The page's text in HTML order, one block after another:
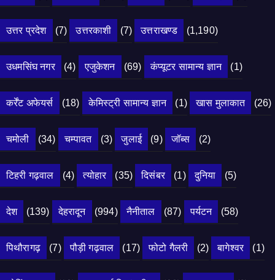
उत्तर प्रदेश (7) उत्तरकाशी (7) उत्तराखण्ड (1,190)
उधमसिंघ नगर (4) एजुकेशन (69) कंप्यूटर सामान्य ज्ञान (1)
कर्रेंट अफेयर्स (18) केमिस्ट्री सामान्य ज्ञान (1) खास मुलाकात (26)
चमोली (34) चम्पावत (3) जुलाई (9) जॉब्स (2)
टिहरी गढ़वाल (4) त्योहार (35) दिसंबर (1) दुनिया (5)
देश (139) देहरादून (994) नैनीताल (87) पर्यटन (58)
पिथौरागढ़ (7) पौड़ी गढ़वाल (17) फोटो गैलरी (2) बागेश्वर (1)